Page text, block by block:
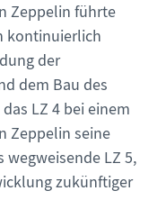
Zeppelin führte
kontinuierlich
der
dem Bau des
LZ 4 bei einem
Zeppelin seine
LZ 5,
zukünftiger